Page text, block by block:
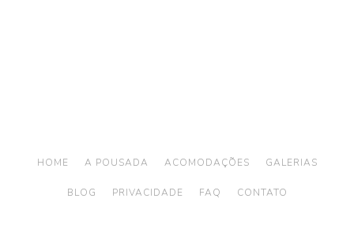
HOME A POUSADA ACOMODAÇÕES GALERIAS
BLOG PRIVACIDADE FAQ CONTATO